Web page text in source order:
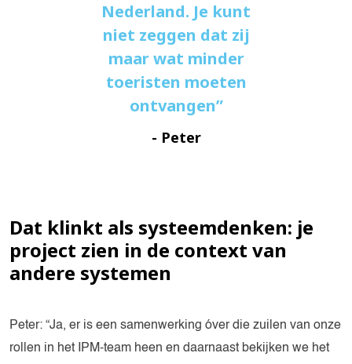
Nederland. Je kunt
niet zeggen dat zij
maar wat minder
toeristen moeten
ontvangen
- Peter
Dat klinkt als systeemdenken: je
project zien in de context van
andere systemen
Peter: “Ja, er is een samenwerking óver die zuilen van onze
rollen in het IPM-team heen en daarnaast bekijken we het